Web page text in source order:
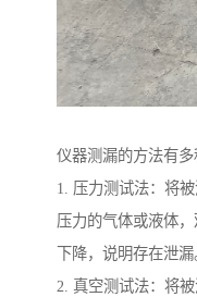
仪器测漏的方法有多
1. 压力测试法：将
压力的气体或液体
下降，说明存在泄漏
2. 真空测试法：将